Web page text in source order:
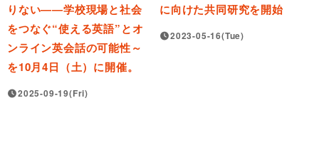
りない――学校現場と社会
をつなぐ“使える英語”とオ
ンライン英会話の可能性～
を10月4日（土）に開催。
2025-09-19(Fri)
に向けた共同研究を開始
2023-05-16(Tue)